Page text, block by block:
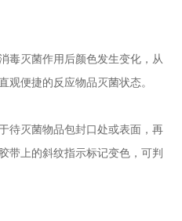
灭菌作用后颜色发生变化，从
便捷的反应物品灭菌状态。
灭菌物品包封口处或表面，再
带上的斜纹指示标记变色，可判